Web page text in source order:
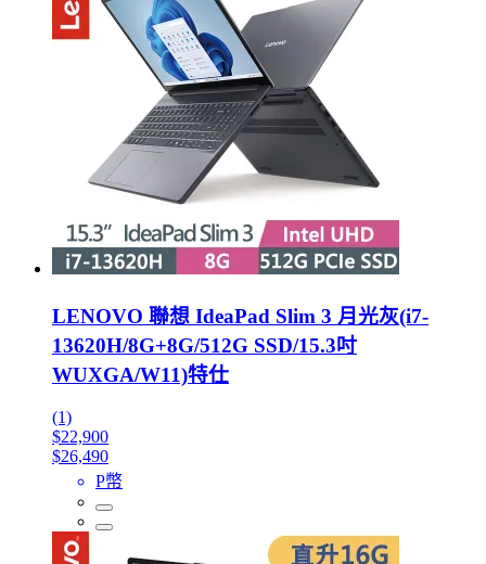
LENOVO 聯想 IdeaPad Slim 3 月光灰(i7-
13620H/8G+8G/512G SSD/15.3吋
WUXGA/W11)特仕
(1)
$22,900
$26,490
P幣